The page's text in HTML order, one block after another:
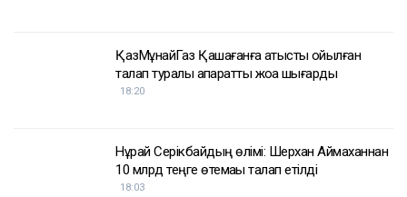
ҚазМұнайГаз Қашағанға қатысты қойылған
талап туралы ақпаратты жоққа шығарды
18:20
Нұрай Серікбайдың өлімі: Шерхан Аймаханнан
10 млрд теңге өтемақы талап етілді
18:03